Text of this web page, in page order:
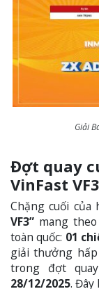
Giải
Đợt quay
VinFast VF3
Chặng cuối của
VF3” mang
toàn quốc: 01
giải thưởng
trong đợt
28/12/2025. Đây